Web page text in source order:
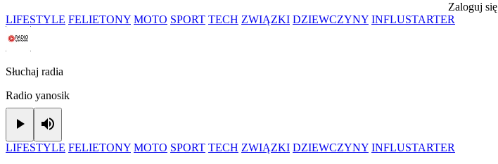
Zaloguj się
LIFESTYLE FELIETONY MOTO SPORT TECH ZWIĄZKI DZIEWCZYNY INFLUSTARTER
Słuchaj radia
Radio yanosik
Play
LIFESTYLE FELIETONY MOTO SPORT TECH ZWIĄZKI DZIEWCZYNY INFLUSTARTER